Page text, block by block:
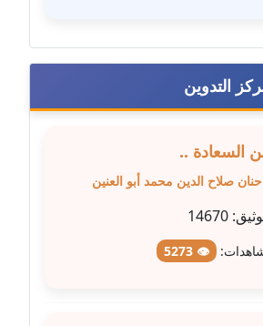
الدين محمد
ابراهيم
الجمل
التدوين
السعادة ..
حنان صلاح الدين محمد أبو العنين
14670
👁 5273